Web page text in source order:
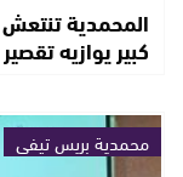
المحمدية
كبير يوازيه
محمدية بريس تيفي